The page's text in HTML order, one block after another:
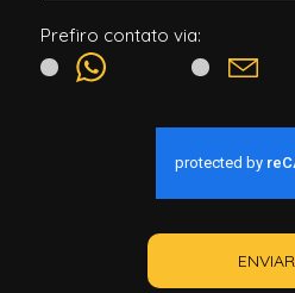
Prefiro contato via:
ENVIAR